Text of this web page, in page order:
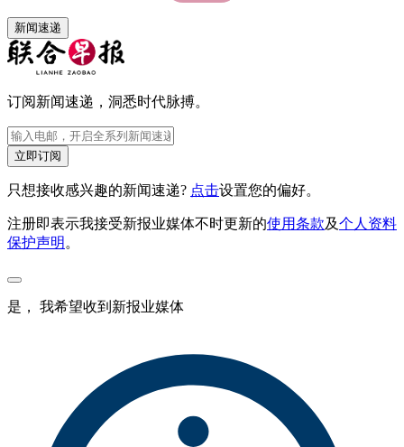
新闻速递
订阅新闻速递，洞悉时代脉搏。
立即订阅
只想接收感兴趣的新闻速递? 点击设置您的偏好。
注册即表示我接受新报业媒体不时更新的使用条款及个人资料
保护声明 。
是， 我希望收到新报业媒体